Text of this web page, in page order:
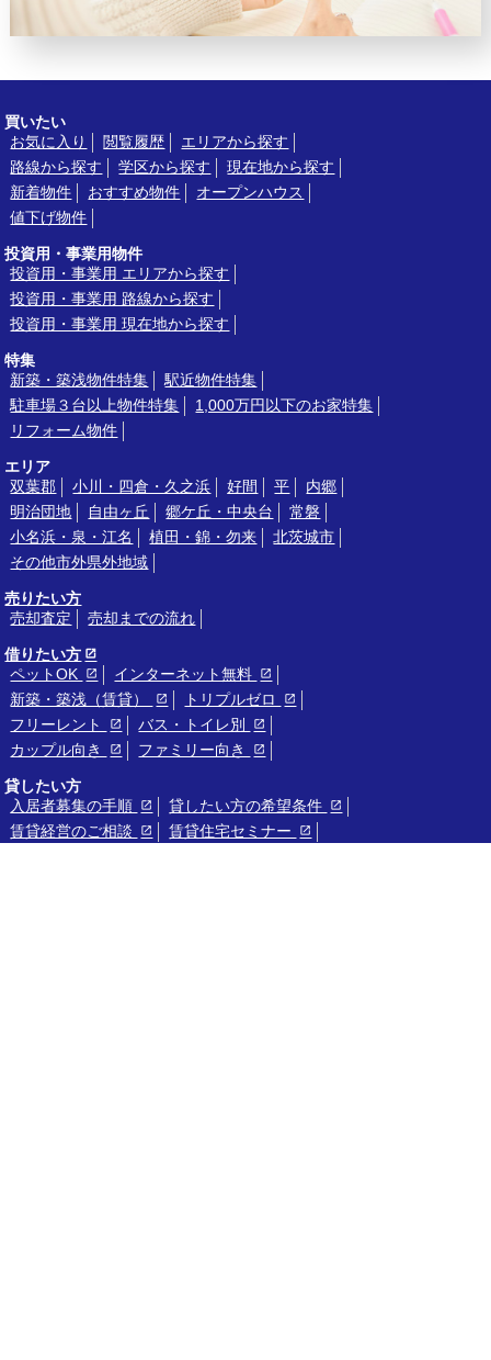
買いたい
お気に入り
閲覧履歴
エリアから探す
路線から探す
学区から探す
現在地から探す
新着物件
おすすめ物件
オープンハウス
値下げ物件
投資用・事業用物件
投資用・事業用 エリアから探す
投資用・事業用 路線から探す
投資用・事業用 現在地から探す
特集
新築・築浅物件特集
駅近物件特集
駐車場３台以上物件特集
1,000万円以下のお家特集
リフォーム物件
エリア
双葉郡
小川・四倉・久之浜 好間 平
内郷
明治団地
自由ヶ丘 郷ケ丘・中央台
常磐
小名浜・泉・江名
植田・錦・勿来
北茨城市
その他市外県外地域
売りたい方
売却査定
売却までの流れ
借りたい方
ペットOK
インターネット無料
新築・築浅（賃貸）
トリプルゼロ
フリーレント
バス・トイレ別
カップル向き
ファミリー向き
貸したい方
入居者募集の手順
貸したい方の希望条件
賃貸経営のご相談
賃貸住宅セミナー